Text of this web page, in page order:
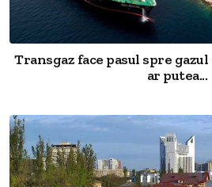
Transgaz face pasul spre
ar putea...